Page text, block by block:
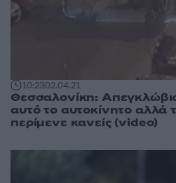
10:2302.04.21
Θεσσαλονίκη:
αυτό το αυτοκίνητο αλλά
περίμενε κανείς (video)